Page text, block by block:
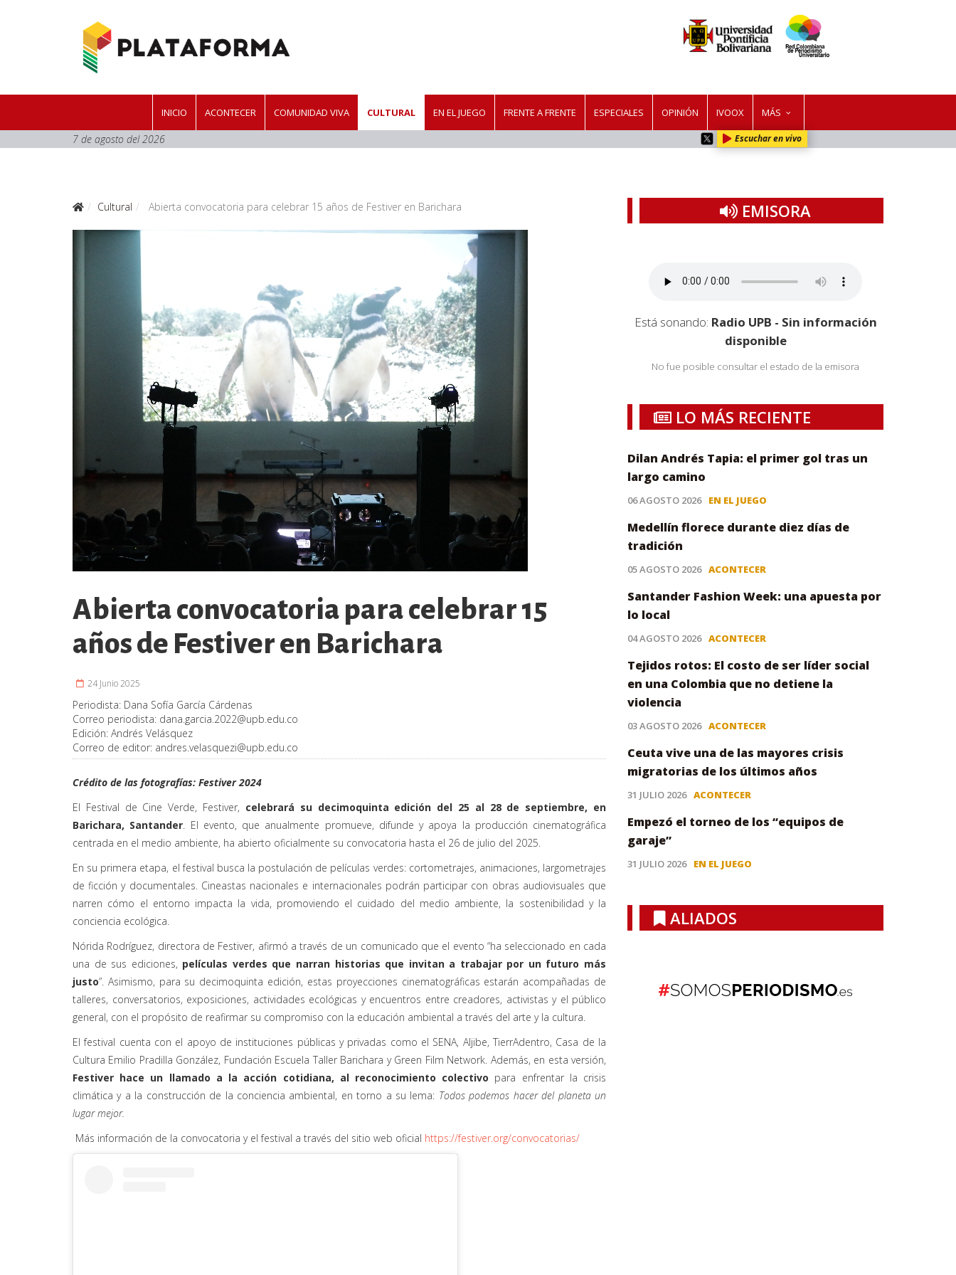
INICIO ACONTECER COMUNIDAD VIVA CULTURAL EN EL JUEGO FRENTE A FRENTE ESPECIALES OPINIÓN IVOOX MÁS
7 de agosto del 2026 Escuchar en vivo
Cultural Abierta convocatoria para celebrar 15 años de Festiver en Barichara
Abierta convocatoria para celebrar 15
años de Festiver en Barichara
24 Junio 2025
Periodista: Dana Sofía García Cárdenas
Correo periodista: dana.garcia.2022@upb.edu.co
Edición: Andrés Velásquez
Correo de editor: andres.velasquezi@upb.edu.co
Crédito de las fotografías: Festiver 2024
El Festival de Cine Verde, Festiver, celebrará su decimoquinta edición del 25 al 28 de septiembre, en
Barichara, Santander . El evento, que anualmente promueve, difunde y apoya la producción cinematográfica
centrada en el medio ambiente, ha abierto oficialmente su convocatoria hasta el 26 de julio del 2025.
En su primera etapa, el festival busca la postulación de películas verdes: cortometrajes, animaciones, largometrajes
de ficción y documentales. Cineastas nacionales e internacionales podrán participar con obras audiovisuales que
narren cómo el entorno impacta la vida, promoviendo el cuidado del medio ambiente, la sostenibilidad y la
conciencia ecológica.
Nórida Rodríguez, directora de Festiver, afirmó a través de un comunicado que el evento “ha seleccionado en cada
una de sus ediciones, películas verdes que narran historias que invitan a trabajar por un futuro más
justo”. Asimismo, para su decimoquinta edición, estas proyecciones cinematográficas estarán acompañadas de
talleres, conversatorios, exposiciones, actividades ecológicas y encuentros entre creadores, activistas y el público
general, con el propósito de reafirmar su compromiso con la educación ambiental a través del arte y la cultura.
El festival cuenta con el apoyo de instituciones públicas y privadas como el SENA, Aljibe, TierrAdentro, Casa de la
Cultura Emilio Pradilla González, Fundación Escuela Taller Barichara y Green Film Network. Además, en esta versión,
Festiver hace un llamado a la acción cotidiana, al reconocimiento colectivo para enfrentar la crisis
climática y a la construcción de la conciencia ambiental, en torno a su lema: Todos podemos hacer del planeta un
lugar mejor.
Más información de la convocatoria y el festival a través del sitio web oficial https://festiver.org/convocatorias/
EMISORA
Está sonando: Radio UPB - Sin información
disponible
No fue posible consultar el estado de la emisora
LO MÁS RECIENTE
Dilan Andrés Tapia: el primer gol tras un
largo camino
06 AGOSTO 2026 EN EL JUEGO
Medellín florece durante diez días de
tradición
05 AGOSTO 2026 ACONTECER
Santander Fashion Week: una apuesta por
lo local
04 AGOSTO 2026 ACONTECER
Tejidos rotos: El costo de ser líder social
en una Colombia que no detiene la
violencia
03 AGOSTO 2026 ACONTECER
Ceuta vive una de las mayores crisis
migratorias de los últimos años
31 JULIO 2026 ACONTECER
Empezó el torneo de los “equipos de
garaje”
31 JULIO 2026 EN EL JUEGO
ALIADOS